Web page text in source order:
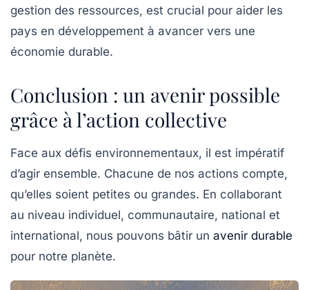
gestion des ressources, est crucial pour aider les
pays en développement à avancer vers une
économie durable.
Conclusion : un avenir possible
grâce à l’action collective
Face aux défis environnementaux, il est impératif
d’agir ensemble. Chacune de nos actions compte,
qu’elles soient petites ou grandes. En collaborant
au niveau individuel, communautaire, national et
international, nous pouvons bâtir un avenir durable
pour notre planète.